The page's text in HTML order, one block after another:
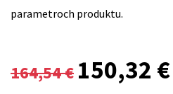
parametroch produktu.
164,54€
Original
150,32 €